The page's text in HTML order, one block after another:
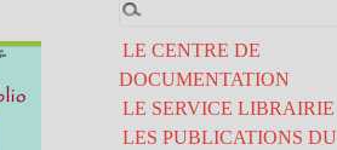
LE CENTRE DE
DOCUMENTATION
LE SERVICE LIBRAIRIE
LES PUBLICATIONS DU